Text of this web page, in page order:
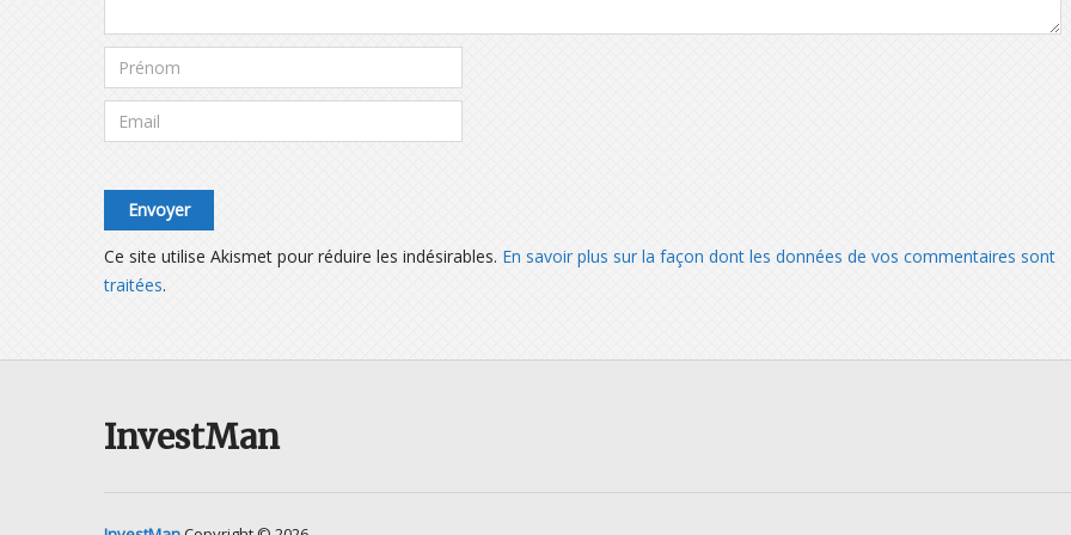
Ce site utilise Akismet pour réduire les indésirables. En savoir plus sur la façon dont les données de vos commentaires sont
traitées.
InvestMan